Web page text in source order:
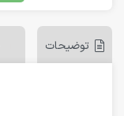
توضیحات